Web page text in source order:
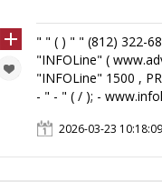
" " ( ) " " (812) 322-
"INFOLine" (
"INFOLine" 1500 ,
- " - " ( / ); -
2026-03-23 10:18:09